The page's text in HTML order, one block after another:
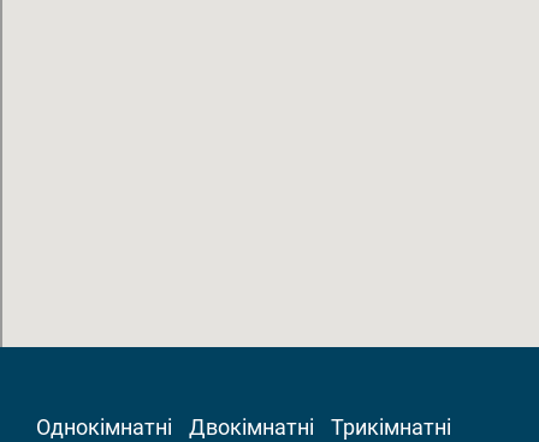
Однокімнатні Двокімнатні Трикімнатні